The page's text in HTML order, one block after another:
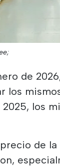
de
los
2025, los
de